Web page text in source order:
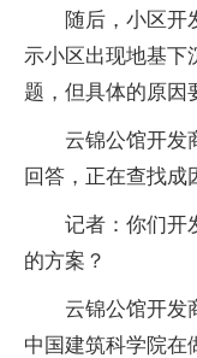
随后，小区开
示小区出现地基下
题，但具体的原因
云锦公馆开发
回答，正在查找成
记者：你们开
的方案？
云锦公馆开发
中国建筑科学院在